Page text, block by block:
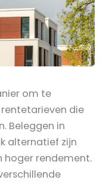
om te
die
Beleggen in
alternatief zijn
hoger rendement.